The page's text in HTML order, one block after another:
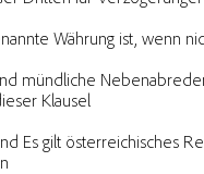
Währung ist, wenn
mündliche
Klausel
Es gilt österreichisches